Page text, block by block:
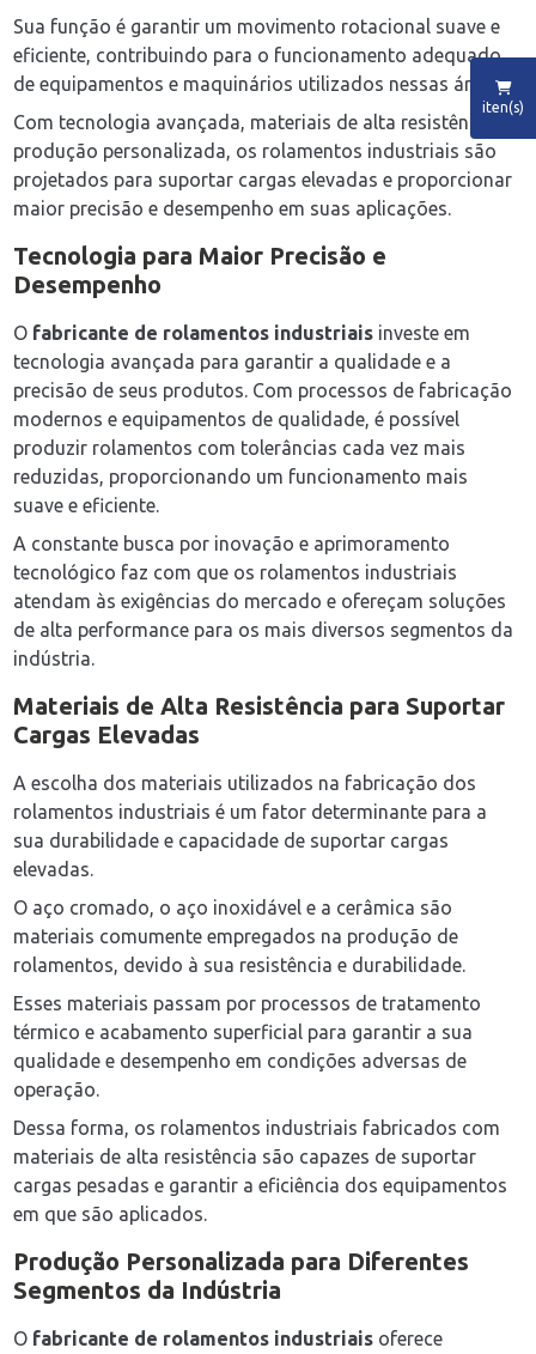
iten(s)
Sua função é garantir um movimento rotacional suave e
eficiente, contribuindo para o funcionamento adequado
de equipamentos e maquinários utilizados nessas áreas.
Com tecnologia avançada, materiais de alta resistência e
produção personalizada, os rolamentos industriais são
projetados para suportar cargas elevadas e proporcionar
maior precisão e desempenho em suas aplicações.
Tecnologia para Maior Precisão e
Desempenho
O fabricante de rolamentos industriais investe em
tecnologia avançada para garantir a qualidade e a
precisão de seus produtos. Com processos de fabricação
modernos e equipamentos de qualidade, é possível
produzir rolamentos com tolerâncias cada vez mais
reduzidas, proporcionando um funcionamento mais
suave e eficiente.
A constante busca por inovação e aprimoramento
tecnológico faz com que os rolamentos industriais
atendam às exigências do mercado e ofereçam soluções
de alta performance para os mais diversos segmentos da
indústria.
Materiais de Alta Resistência para Suportar
Cargas Elevadas
A escolha dos materiais utilizados na fabricação dos
rolamentos industriais é um fator determinante para a
sua durabilidade e capacidade de suportar cargas
elevadas.
O aço cromado, o aço inoxidável e a cerâmica são
materiais comumente empregados na produção de
rolamentos, devido à sua resistência e durabilidade.
Esses materiais passam por processos de tratamento
térmico e acabamento superficial para garantir a sua
qualidade e desempenho em condições adversas de
operação.
Dessa forma, os rolamentos industriais fabricados com
materiais de alta resistência são capazes de suportar
cargas pesadas e garantir a eficiência dos equipamentos
em que são aplicados.
Produção Personalizada para Diferentes
Segmentos da Indústria
O fabricante de rolamentos industriais oferece